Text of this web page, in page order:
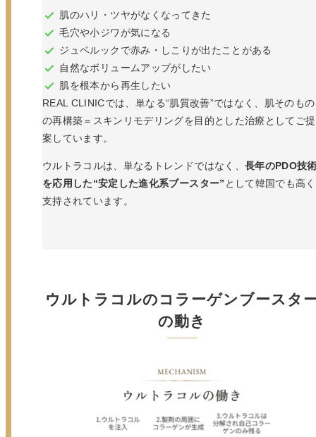
肌のハリ・ツヤがなくなってきた
毛穴や小ジワが気になる
ジュベルックで赤み・しこりが出たことがある
自然なボリュームアップがしたい
肌を根本から再生したい
REAL CLINICでは、単なる“肌質改善”ではなく、肌そのもの
の再構築＝スキンリモデリングを目的とした治療としてご提
案しています。
ウルトラコルは、単なるトレンドではなく、 長年のPDO技
を応用した“安定した進化系ブースター” として韓国でも高く
支持されています。
ウルトラコルのコラーゲンブースタ
の動き